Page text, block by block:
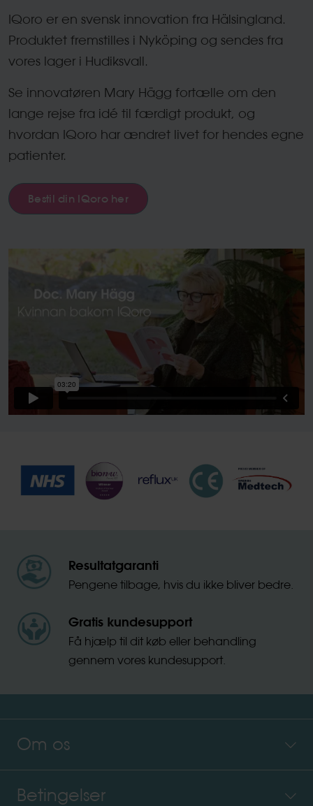
IQoro er en svensk innovation fra Hälsingland.
Produktet fremstilles i Nyköping og sendes fra
vores lager i Hudiksvall.
Se innovatøren Mary Hägg fortælle om den
lange rejse fra idé til færdigt produkt, og
hvordan IQoro har ændret livet for hendes egne
patienter.
Bestil din IQoro her
Resultatgaranti
Pengene tilbage, hvis du ikke bliver bedre.
Gratis kundesupport
Få hjælp til dit køb eller behandling
gennem vores kundesupport.
Om os
Betingelser